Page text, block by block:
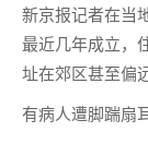
新京报记者在当
最近几年成立，
址在郊区甚至偏
有病人遭脚踹扇